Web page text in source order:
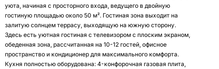
уюта, начиная с просторного входа, ведущего в двойную
гостиную площадью около 50 м². Гостиная зона выходит на
залитую солнцем террасу, выходящую на южную сторону.
Здесь есть уютная гостиная с телевизором с плоским экраном,
обеденная зона, рассчитанная на 10-12 гостей, офисное
пространство и кондиционер для максимального комфорта.
Кухня полностью оборудована: 4-конфорочная газовая плита,